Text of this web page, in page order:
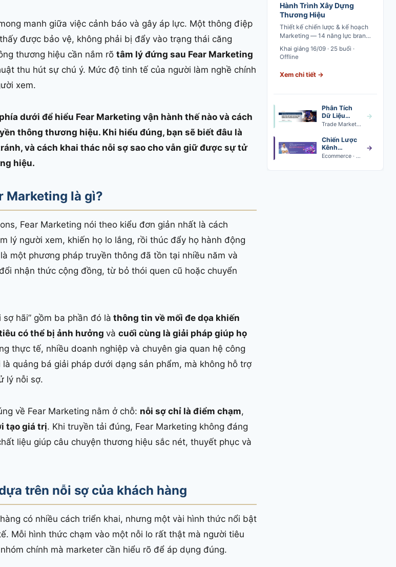
Hành Trình Xây Dựng
Thương Hiệu
Thiết kế chiến lược & kế hoạch
Marketing — 14 năng lực brand
marketing từ market analysis
đến brand plan execution
Khai giảng 16/09 · 25 buổi ·
Offline
Xem chi tiết →
Phân Tích
Dữ Liệu
Trade
Trade Marketing Data Analytics · Khai giảng 24/08
→
Chiến Lược
Kênh
Thương MạiEcommerce · Khai giảng 24/08
→
manh giữa việc cảnh báo và gây áp lực. Một thông điệp
được bảo vệ, không phải bị đẩy vào trạng thái căng
thương hiệu cần nắm rõ tâm lý đứng sau Fear Marketing
thu hút sự chú ý. Mức độ tinh tế của người làm nghề chính
xem.
dưới để hiểu Fear Marketing vận hành thế nào và cách
thông thương hiệu. Khi hiểu đúng, bạn sẽ biết đâu là
và cách khai thác nỗi sợ sao cho vẫn giữ được sự tử
hiệu.
Marketing là gì?
Fear Marketing nói theo kiểu đơn giản nhất là cách
lý người xem, khiến họ lo lắng, rồi thúc đẩy họ hành động
một phương pháp truyền thông đã tồn tại nhiều năm và
nhận thức cộng đồng, từ bỏ thói quen cũ hoặc chuyển
hãi” gồm ba phần đó là thông tin về mối đe dọa khiến
có thể bị ảnh hưởng và cuối cùng là giải pháp giúp họ
thực tế, nhiều doanh nghiệp và chuyên gia quan hệ công
quảng bá giải pháp dưới dạng sản phẩm, mà không hỗ trợ
lý nỗi sợ.
về Fear Marketing nằm ở chỗ: nỗi sợ chỉ là điểm chạm,
tạo giá trị. Khi truyền tải đúng, Fear Marketing không đáng
liệu giúp câu chuyện thương hiệu sắc nét, thuyết phục và
trên nỗi sợ của khách hàng
có nhiều cách triển khai, nhưng một vài hình thức nổi bật
Mỗi hình thức chạm vào một nỗi lo rất thật mà người tiêu
chính mà marketer cần hiểu rõ để áp dụng đúng.